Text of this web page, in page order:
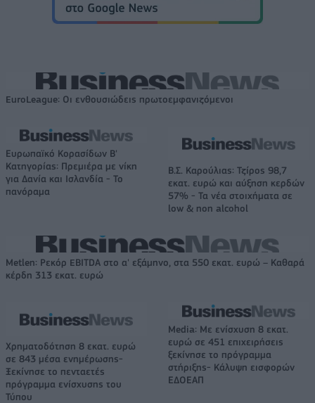
EuroLeague: Οι ενθουσιώδεις πρωτοεμφανιζόμενοι
Ευρωπαϊκό Κορασίδων Β'
Κατηγορίας: Πρεμιέρα με νίκη
για Δανία και Ισλανδία - Το
πανόραμα
Β.Σ. Καρούλιας: Τζίρος 98,7
εκατ. ευρώ και αύξηση κερδών
57% - Τα νέα στοιχήματα σε
low & non alcohol
Metlen: Ρεκόρ EBITDA στο α' εξάμηνο, στα 550 εκατ. ευρώ – Καθαρά
κέρδη 313 εκατ. ευρώ
Χρηματοδότηση 8 εκατ. ευρώ
σε 843 μέσα ενημέρωσης-
Ξεκίνησε το πενταετές
πρόγραμμα ενίσχυσης του
Τύπου
Media: Με ενίσχυση 8 εκατ.
ευρώ σε 451 επιχειρήσεις
ξεκίνησε το πρόγραμμα
στήριξης- Κάλυψη εισφορών
ΕΔΟΕΑΠ